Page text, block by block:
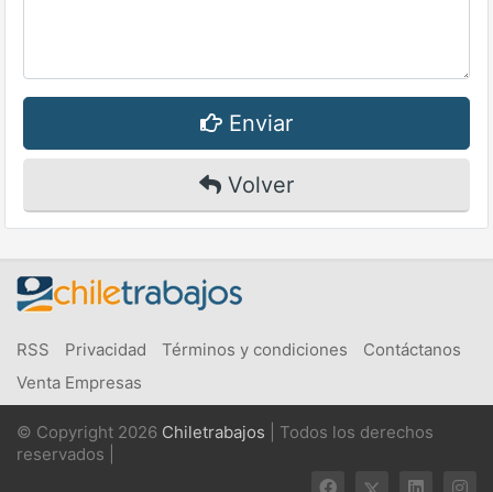
Enviar
Volver
RSS Privacidad Términos y condiciones
Contáctanos
Venta Empresas
© Copyright 2026 Chiletrabajos | Todos los derechos
reservados |